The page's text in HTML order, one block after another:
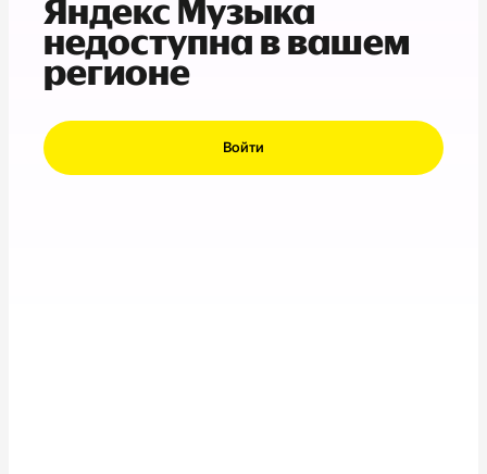
Яндекс Музыка
недоступна в вашем
регионе
Войти